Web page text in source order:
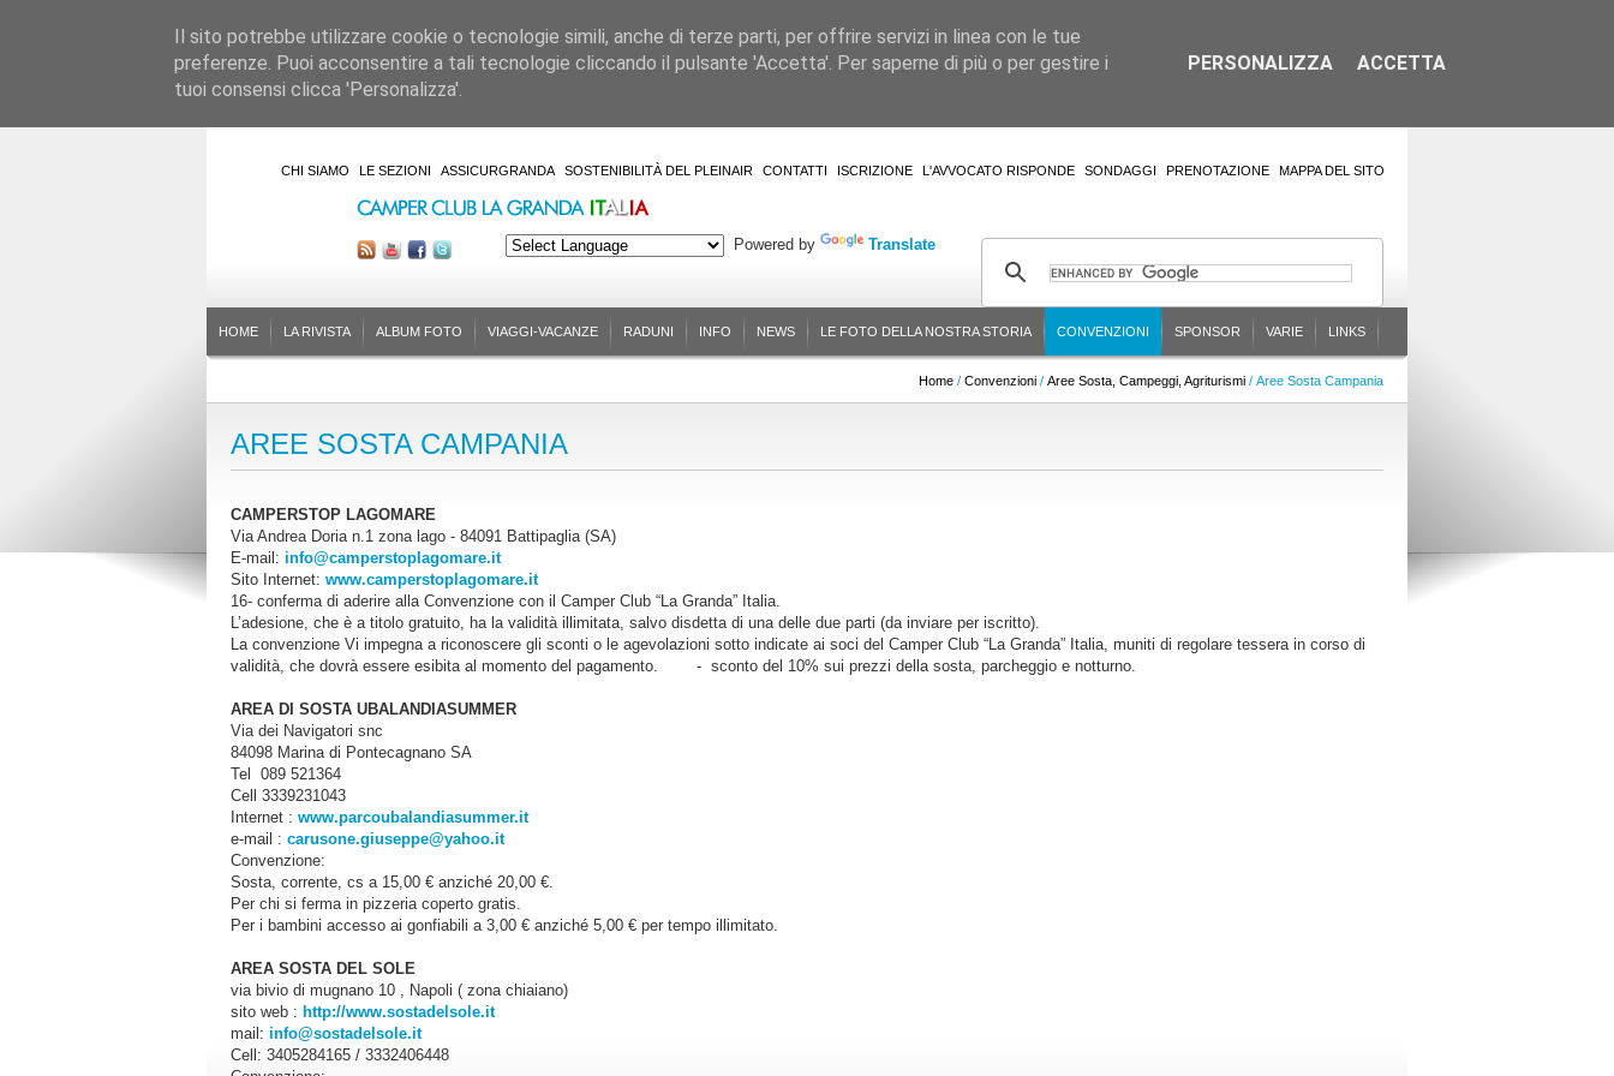
CHI SIAMO LE SEZIONI ASSICURGRANDA SOSTENIBILITÀ DEL PLEINAIR CONTATTI ISCRIZIONE L'AVVOCATO RISPONDE SONDAGGI PRENOTAZIONE MAPPA DEL SITO
Powered by Translate
HOME LA RIVISTA ALBUM FOTO VIAGGI-VACANZE RADUNI INFO NEWS LE FOTO DELLA NOSTRA STORIA CONVENZIONI SPONSOR VARIE LINKS
Home / Convenzioni / Aree Sosta, Campeggi, Agriturismi / Aree Sosta Campania
AREE SOSTA CAMPANIA
CAMPERSTOP LAGOMARE
Via Andrea Doria n.1 zona lago - 84091 Battipaglia (SA)
E-mail: info@camperstoplagomare.it
Sito Internet: www.camperstoplagomare.it
16- conferma di aderire alla Convenzione con il Camper Club “La Granda” Italia.
L’adesione, che è a titolo gratuito, ha la validità illimitata, salvo disdetta di una delle due parti (da inviare per iscritto).
La convenzione Vi impegna a riconoscere gli sconti o le agevolazioni sotto indicate ai soci del Camper Club “La Granda” Italia, muniti di regolare tessera in corso di
validità, che dovrà essere esibita al momento del pagamento. - sconto del 10% sui prezzi della sosta, parcheggio e notturno.
AREA DI SOSTA UBALANDIASUMMER
Via dei Navigatori snc
84098 Marina di Pontecagnano SA
Tel 089 521364
Cell 3339231043
Internet : www.parcoubalandiasummer.it
e-mail : carusone.giuseppe@yahoo.it
Convenzione:
Sosta, corrente, cs a 15,00 € anziché 20,00 €.
Per chi si ferma in pizzeria coperto gratis.
Per i bambini accesso ai gonfiabili a 3,00 € anziché 5,00 € per tempo illimitato.
AREA SOSTA DEL SOLE
via bivio di mugnano 10 , Napoli ( zona chiaiano)
sito web : http://www.sostadelsole.it
mail: info@sostadelsole.it
Cell: 3405284165 / 3332406448
Il sito potrebbe utilizzare cookie o tecnologie simili, anche di terze parti, per offrire servizi in linea con le tue
preferenze. Puoi acconsentire a tali tecnologie cliccando il pulsante 'Accetta'. Per saperne di più o per gestire i
tuoi consensi clicca 'Personalizza'.
PERSONALIZZA ACCETTA